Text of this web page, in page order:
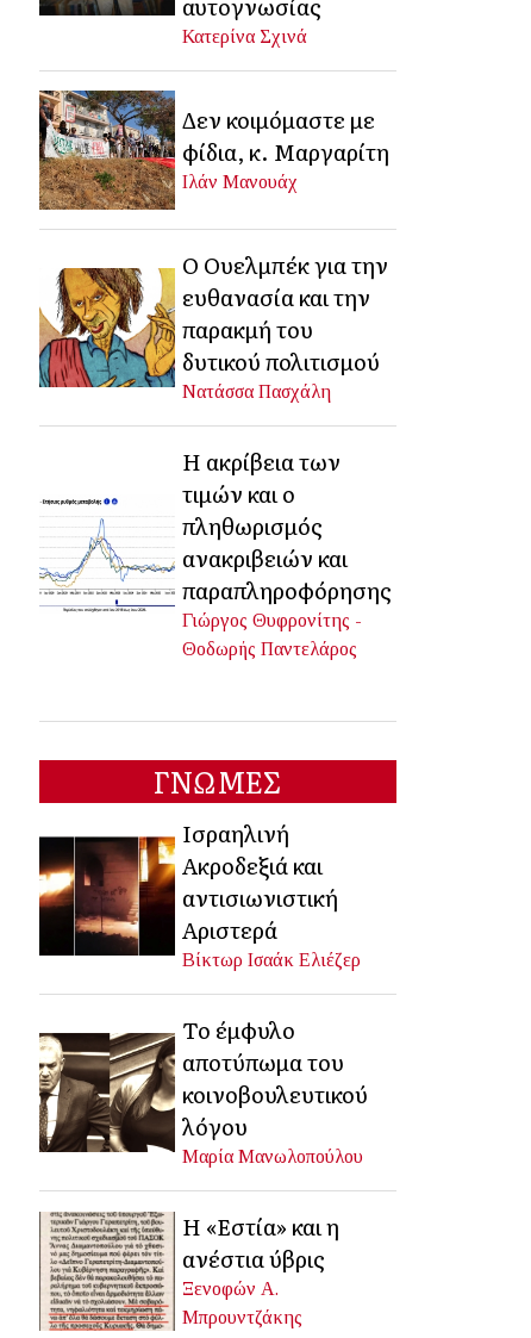
Κατερίνα Σχινά
Δεν κοιμόμαστε με
φίδια, κ. Μαργαρίτη
Ιλάν Μανουάχ
Ο Ουελμπέκ για την
ευθανασία και την
παρακμή του
δυτικού πολιτισμού
Νατάσσα Πασχάλη
Η ακρίβεια των
τιμών και ο
πληθωρισμός
ανακριβειών και
παραπληροφόρησης
Γιώργος Θυφρονίτης -
Θοδωρής Παντελάρος
ΓΝΩΜΕΣ
Ισραηλινή
Ακροδεξιά και
αντισιωνιστική
Αριστερά
Βίκτωρ Ισαάκ Ελιέζερ
Το έμφυλο
αποτύπωμα του
κοινοβουλευτικού
λόγου
Μαρία Μανωλοπούλου
Η «Εστία» και η
ανέστια ύβρις
Ξενοφών Α.
Μπρουντζάκης